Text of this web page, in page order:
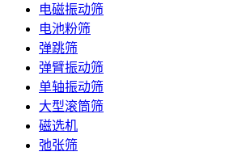
电磁振动筛
电池粉筛
弹跳筛
弹臂振动筛
单轴振动筛
大型滚筒筛
磁选机
弛张筛